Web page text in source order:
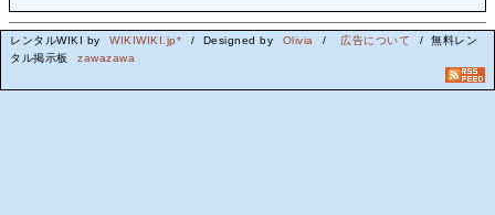
レンタルWIKI by WIKIWIKI.jp* / Designed by Olivia / 広告について
/ 無料レン
タル掲示板
zawazawa